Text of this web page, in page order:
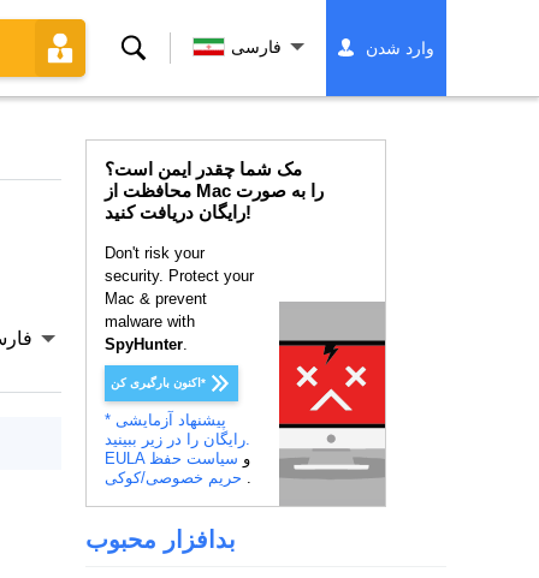
جستجو
فارسی وارد شدن
مک شما چقدر ایمن است؟
محافظت از Mac را به صورت
رایگان دریافت کنید!
Don't risk your
security. Protect your
Mac & prevent
malware with
SpyHunter.
اکنون بارگیری کن*
* پیشنهاد آزمایشی
EULA
و سیاست حفظ
حریم خصوصی/کوکی
بدافزار محبوب